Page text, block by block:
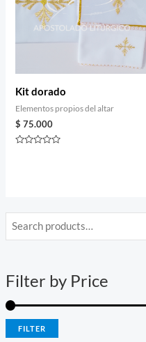
Filter by Price
FILTER
Kit dorado
Elementos propios del altar
$ 75.000